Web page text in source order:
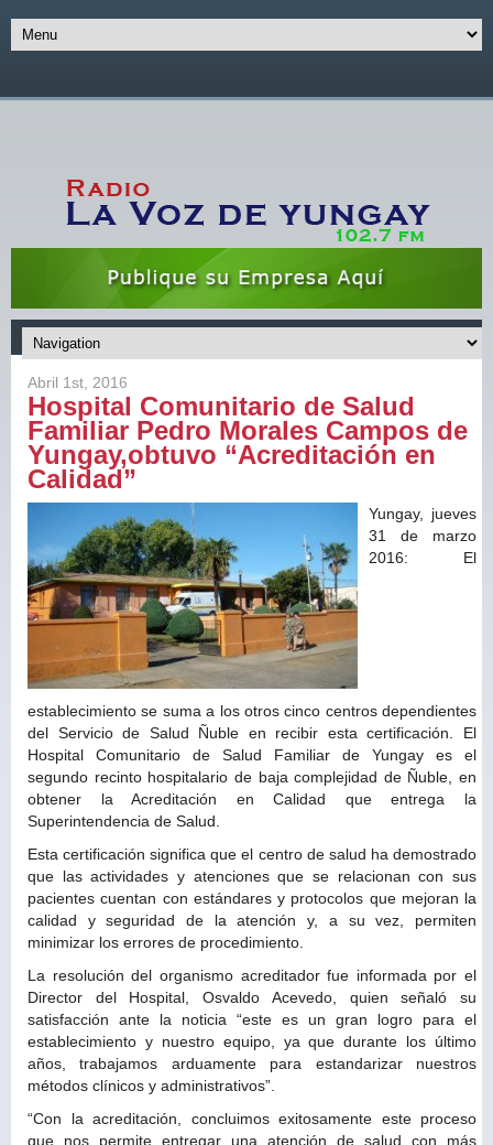
Abril 1st, 2016
Hospital Comunitario de Salud
Familiar Pedro Morales Campos de
Yungay,obtuvo “Acreditación en
Calidad”
Yungay, jueves
31 de marzo
2016: El
establecimiento se suma a los otros cinco centros dependientes
del Servicio de Salud Ñuble en recibir esta certificación. El
Hospital Comunitario de Salud Familiar de Yungay es el
segundo recinto hospitalario de baja complejidad de Ñuble, en
obtener la Acreditación en Calidad que entrega la
Superintendencia de Salud.
Esta certificación significa que el centro de salud ha demostrado
que las actividades y atenciones que se relacionan con sus
pacientes cuentan con estándares y protocolos que mejoran la
calidad y seguridad de la atención y, a su vez, permiten
minimizar los errores de procedimiento.
La resolución del organismo acreditador fue informada por el
Director del Hospital, Osvaldo Acevedo, quien señaló su
satisfacción ante la noticia “este es un gran logro para el
establecimiento y nuestro equipo, ya que durante los último
años, trabajamos arduamente para estandarizar nuestros
métodos clínicos y administrativos”.
“Con la acreditación, concluimos exitosamente este proceso
que nos permite entregar una atención de salud con más